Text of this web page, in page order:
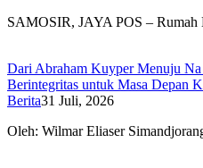
SAMOSIR, JAYA POS –
Dari Abraham Kuyper Menuju
Berintegritas untuk Masa Depan
Berita31 Juli, 2026
Oleh: Wilmar Eliaser